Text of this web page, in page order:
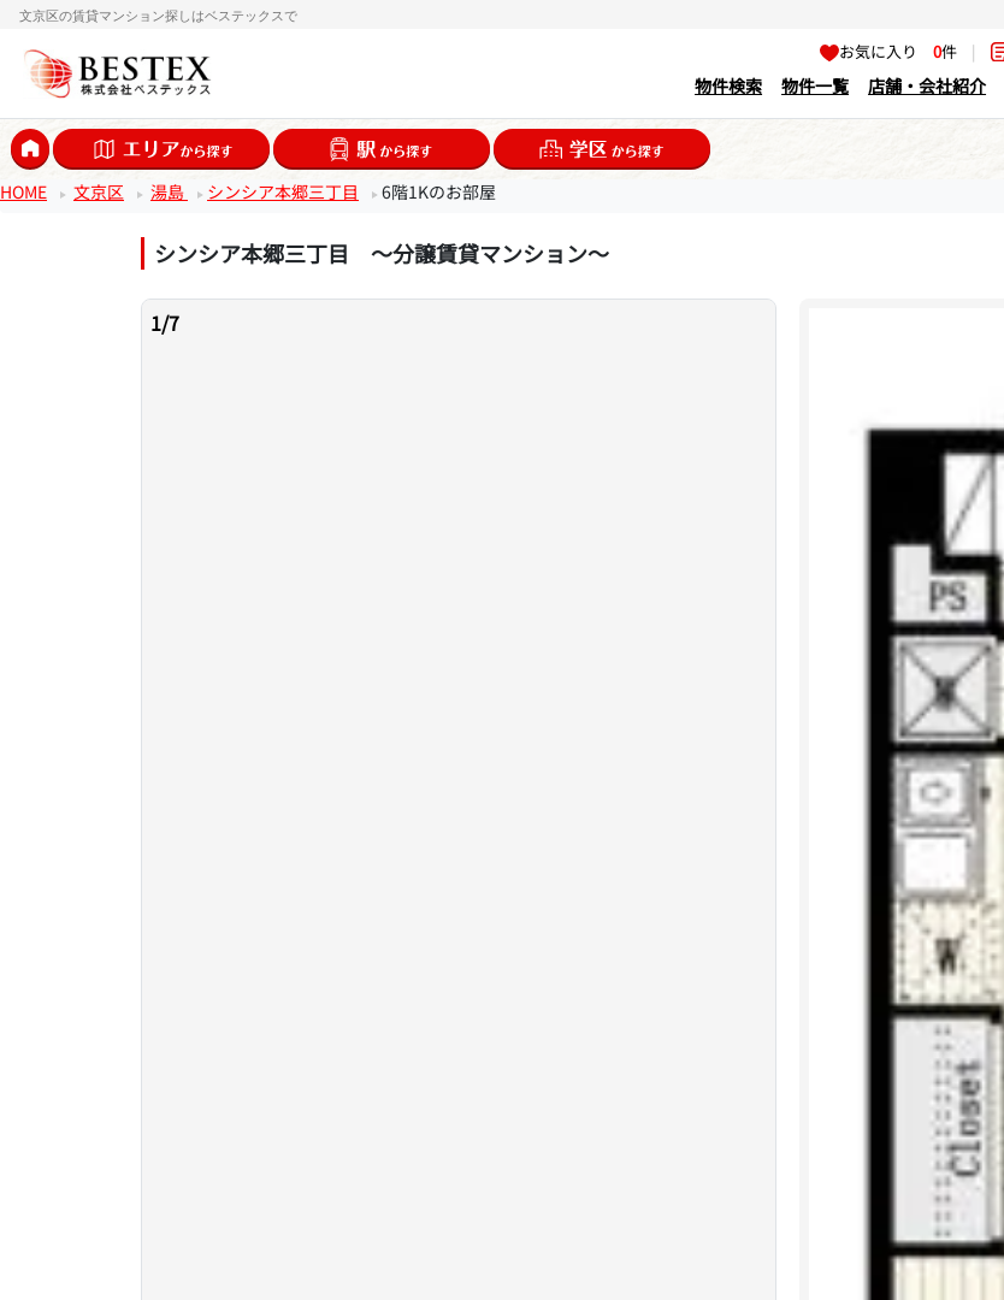
文京区の賃貸マンション探しはベステックスで
お気に入り0件 |
物件検索 物件一覧 店舗・会社紹介
HOME 文京区 湯島 シンシア本郷三丁目 6階1Kのお部屋
シンシア本郷三丁目 ～分譲賃貸マンション～
1/7